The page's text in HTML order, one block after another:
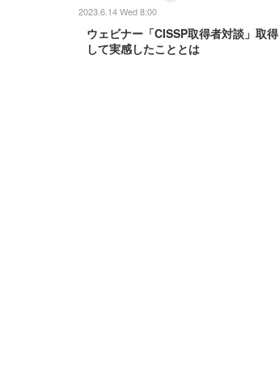
2023.6.14 Wed 8:00
ウェビナー「CISSP取得者対談」取得
して実感したこととは